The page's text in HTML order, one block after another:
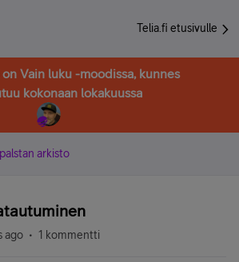
Telia.fi etusivulle
Vain luku -moodissa, kunnes
kokonaan lokakuussa
arkisto
ago 1 kommentti